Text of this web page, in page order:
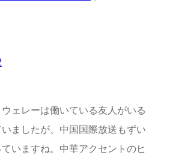
ウェレーは働いている友人がいる
ましたが、中国国際放送もずい
いますね。中華アクセントのヒ